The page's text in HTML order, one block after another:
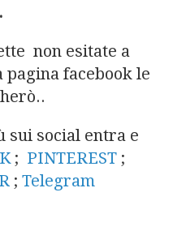
non esitate a
facebook le
sui social entra e
; PINTEREST ;
; Telegram